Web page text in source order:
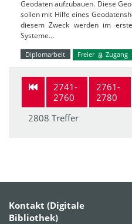
Geodaten aufzubauen. Diese
sollen mit Hilfe eines
diesem Zweck werden im
Systeme…
Diplomarbeit Freier Zugang
2741-
2760
2761-
2780
2808 Treffer
Kontakt (Digitale
Bibliothek)